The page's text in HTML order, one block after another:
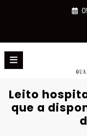
Leito
que a